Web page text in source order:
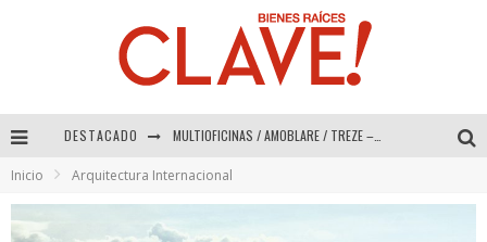
DESTACADO
Inicio Arquitectura Internacional